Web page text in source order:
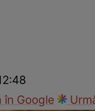
Google